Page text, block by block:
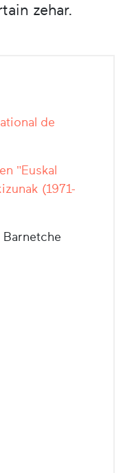
zehar.
de
"Euskal
(1971-
Barnetche